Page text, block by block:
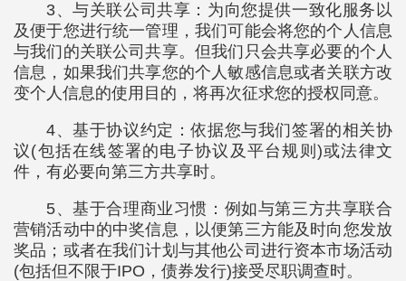
3、与关联公司共享：为向您提供一致化服务以
及便于您进行统一管理，我们可能会将您的个人信息
与我们的关联公司共享。但我们只会共享必要的个人
信息，如果我们共享您的个人敏感信息或者关联方改
变个人信息的使用目的，将再次征求您的授权同意。
4、基于协议约定：依据您与我们签署的相关协
议(包括在线签署的电子协议及平台规则)或法律文
件，有必要向第三方共享时。
5、基于合理商业习惯：例如与第三方共享联合
营销活动中的中奖信息，以便第三方能及时向您发放
奖品；或者在我们计划与其他公司进行资本市场活动
(包括但不限于IPO，债券发行)接受尽职调查时。